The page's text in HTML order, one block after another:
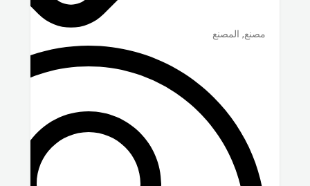
مصنع, المصنع